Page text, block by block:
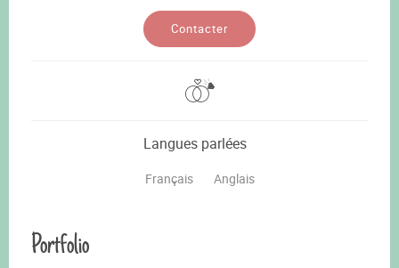
Contacter
Langues parlées
Français Anglais
Portfolio